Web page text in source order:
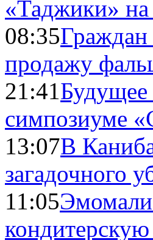
«Таджики» на
08:35Граждан
продажу
21:41Будущее
симпозиуме
13:07В
загадочного
11:05